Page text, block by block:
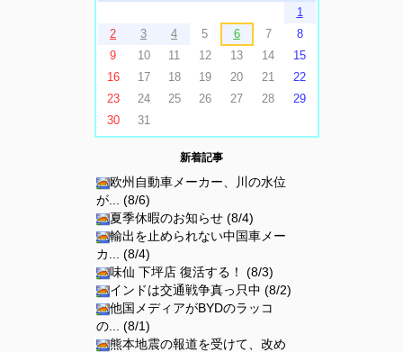
1
2
3 4 5 6 7
8
9
10 11 12 13 14
15
16
17 18 19 20 21
22
23
24 25 26 27 28
29
30
31
新着記事
欧州自動車メーカー、川の水位
が... (8/6)
夏季休暇のお知らせ (8/4)
輸出を止められない中国車メー
カ... (8/4)
味仙 下坪店 復活する！ (8/3)
インドは交通戦争真っ只中 (8/2)
他国メディアがBYDのラッコ
の... (8/1)
熊本地震の報道を受けて、改め